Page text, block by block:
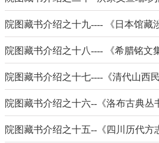
院图藏书介绍之十六--《洛布古典丛